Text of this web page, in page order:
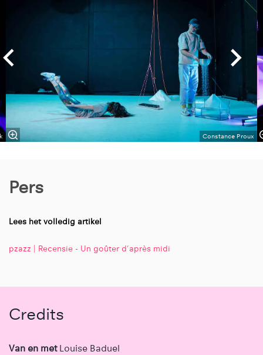
Constance Proux
Pers
Lees het volledig artikel
pzazz | Recensie - Un goûter d’après midi
Credits
Van en metLouise Baduel